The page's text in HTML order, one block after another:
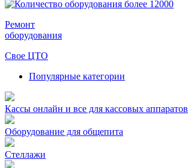
Ремонт
оборудования
Свое ЦТО
Популярные категории
Кассы онлайн и все для кассовых аппаратов
Оборудование для общепита
Стеллажи